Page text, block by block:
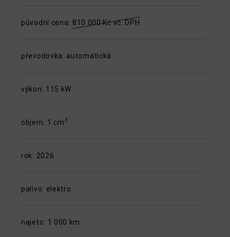
původní cena: 810 000 Kč vč. DPH
převodovka: automatická
výkon: 115 kW
objem: 1 cm3
rok: 2026
palivo: elektro
najeto: 1 000 km